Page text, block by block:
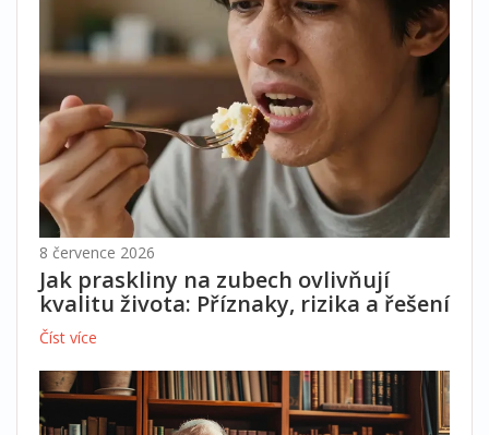
8 července 2026
Jak praskliny na zubech ovlivňují
kvalitu života: Příznaky, rizika a řešení
Číst více